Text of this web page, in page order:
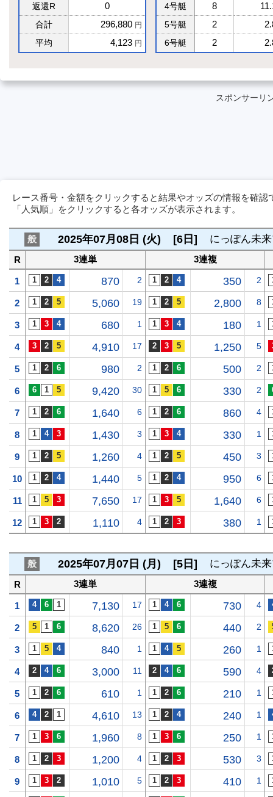
返還R 0
合計 296,880 円
平均 4,123 円
4号艇 8
5号艇 2
6号艇 2
スポンサーリ
レース番号・金額をクリックすると結果やオッズの情報を確認
「人気順」をクリックすると各オッズが表示されます。
般 2025年07月08日 (火) [6日] にっぽん未
R 3連単 3連複
1 870 2 350 2
2 5,060 19 2,800 8
3 680 1 180 1
4 4,910 17 1,250 5
5 980 2 500 2
6 9,420 30 330 2
7 1,640 6 860 4
8 1,430 3 330 1
9 1,260 4 450 3
10 1,440 5 950 6
11 7,650 17 1,640 6
12 1,110 4 380 1
般 2025年07月07日 (月) [5日] にっぽん未
R 3連単 3連複
1 7,130 17 730 4
2 8,620 26 440 2
3 840 1 260 1
4 3,000 11 590 4
5 610 1 210 1
6 4,610 13 240 1
7 1,960 8 250 1
8 1,200 4 530 3
9 1,010 5 410 1